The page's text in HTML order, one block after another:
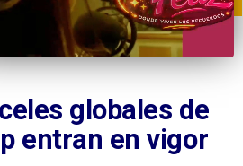
globales de
entran en vigor